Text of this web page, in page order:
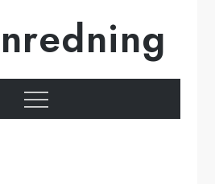
Meny